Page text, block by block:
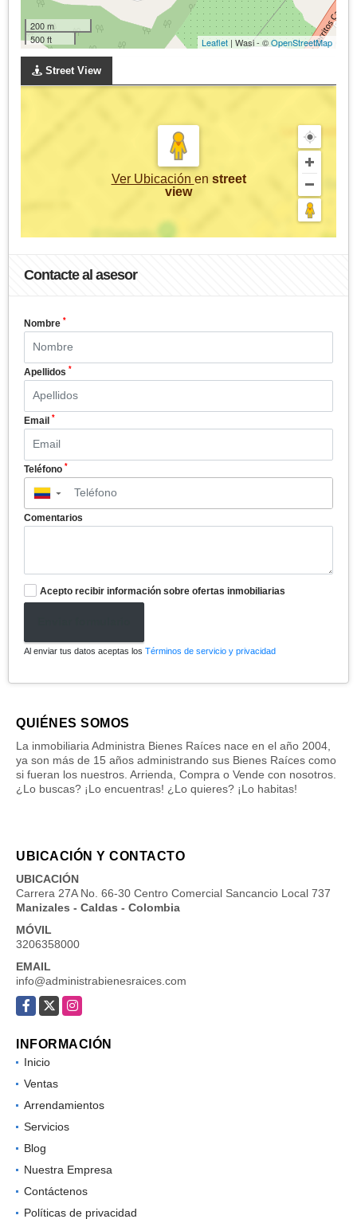
200 m
500 ft
Leaflet | Wasi - ©OpenStreetMap
Street View
Ver Ubicación en street
view
Contacte al asesor
Nombre *
Apellidos *
Email *
Teléfono *
▼
Comentarios
Acepto recibir información sobre ofertas inmobiliarias
Al enviar tus datos aceptas los Términos de servicio y privacidad
QUIÉNES SOMOS
La inmobiliaria Administra Bienes Raíces nace en el año 2004,
ya son más de 15 años administrando sus Bienes Raíces como
si fueran los nuestros. Arrienda, Compra o Vende con nosotros.
¿Lo buscas? ¡Lo encuentras! ¿Lo quieres? ¡Lo habitas!
UBICACIÓN Y CONTACTO
UBICACIÓN
Carrera 27A No. 66-30 Centro Comercial Sancancio Local 737
Manizales - Caldas - Colombia
MÓVIL
3206358000
EMAIL
info@administrabienesraices.com
Facebook
X Instagram
INFORMACIÓN
Inicio
Ventas
Arrendamientos
Servicios
Blog
Nuestra Empresa
Contáctenos
Políticas de privacidad